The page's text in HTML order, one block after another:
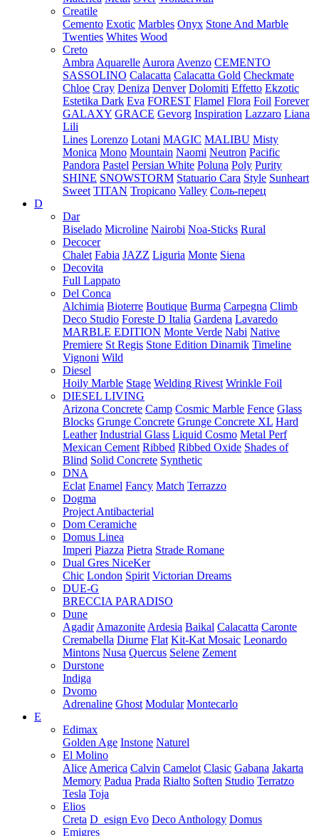
Creatile
Cemento Exotic Marbles Onyx Stone And Marble
Twenties Whites Wood
Creto
Ambra Aquarelle Aurora Avenzo CEMENTO
SASSOLINO Calacatta Calacatta Gold Checkmate
Chloe Cray Deniza Denver Dolomiti Effetto Ekzotic
Estetika Dark Eva FOREST Flamel Flora Foil Forever
GALAXY GRACE Gevorg Inspiration Lazzaro Liana
Lili
Lines Lorenzo Lotani MAGIC MALIBU Misty
Monica Mono Mountain Naomi Neutron Pacific
Pandora Pastel Persian White Poluna Poly Purity
SHINE SNOWSTORM Statuario Cara Style Sunheart
Sweet TITAN Tropicano Valley Соль-перец
D
Dar
Biselado Microline Nairobi Noa-Sticks Rural
Decocer
Chalet Fabia JAZZ Liguria Monte Siena
Decovita
Full Lappato
Del Conca
Alchimia Bioterre Boutique Burma Carpegna Climb
Deco Studio Foreste D Italia Gardena Lavaredo
MARBLE EDITION Monte Verde Nabi Native
Premiere St Regis Stone Edition Dinamik Timeline
Vignoni Wild
Diesel
Hoily Marble Stage Welding Rivest Wrinkle Foil
DIESEL LIVING
Arizona Concrete Camp Cosmic Marble Fence Glass
Blocks Grunge Concrete Grunge Concrete XL Hard
Leather Industrial Glass Liquid Cosmo Metal Perf
Mexican Cement Ribbed Ribbed Oxide Shades of
Blind Solid Concrete Synthetic
DNA
Eclat Enamel Fancy Match Terrazzo
Dogma
Project Antibacterial
Dom Ceramiche
Domus Linea
Imperi Piazza Pietra Strade Romane
Dual Gres NiceKer
Chic London Spirit Victorian Dreams
DUE-G
BRECCIA PARADISO
Dune
Agadir Amazonite Ardesia Baikal Calacatta Caronte
Cremabella Diurne Flat Kit-Kat Mosaic Leonardo
Mintons Nusa Quercus Selene Zement
Durstone
Indiga
Dvomo
Adrenaline Ghost Modular Montecarlo
E
Edimax
Golden Age Instone Naturel
El Molino
Alice America Calvin Camelot Clasic Gabana Jakarta
Memory Padua Prada Rialto Soften Studio Terratzo
Tesla Toja
Elios
Creta D_esign Evo Deco Anthology Domus
Emigres